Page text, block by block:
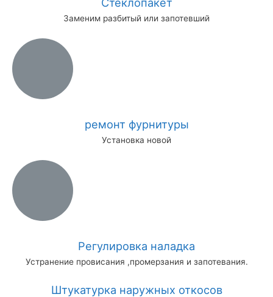
Заменим разбитый или запотевший
ремонт фурнитуры
Установка новой
Регулировка наладка
Устранение провисания ,промерзания и запотевания.
Штукатурка наружных откосов